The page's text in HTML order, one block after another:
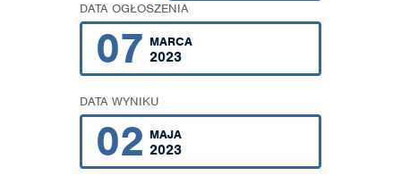
DATA OGŁOSZENIA
07 MARCA
2023
DATA WYNIKU
02 MAJA
2023